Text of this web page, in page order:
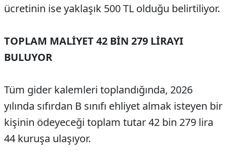
ücretinin ise yaklaşık 500 TL olduğu belirtiliyor.
TOPLAM MALİYET 42 BİN 279 LİRAYI
BULUYOR
Tüm gider kalemleri toplandığında, 2026
yılında sıfırdan B sınıfı ehliyet almak isteyen bir
kişinin ödeyeceği toplam tutar 42 bin 279 lira
44 kuruşa ulaşıyor.